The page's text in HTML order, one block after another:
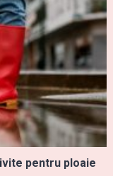
pentru ploaie